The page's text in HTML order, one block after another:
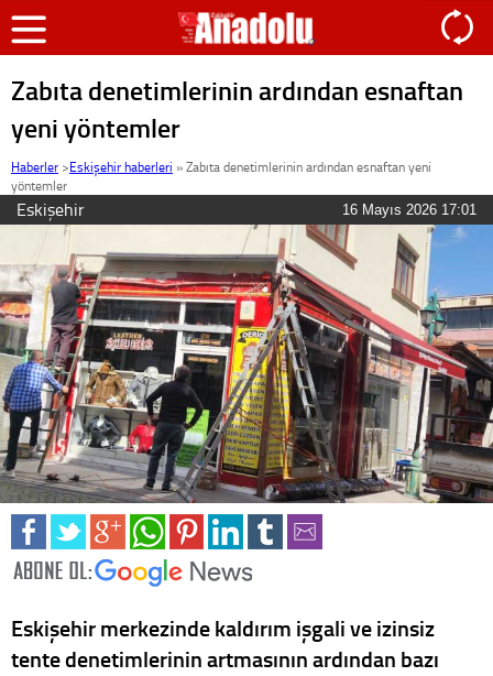
Zabıta denetimlerinin ardından esnaftan
yeni yöntemler
Haberler >Eskişehir haberleri »Zabıta denetimlerinin ardından esnaftan yeni
yöntemler
Eskişehir 16 Mayıs 2026 17:01
Eskişehir merkezinde kaldırım işgali ve izinsiz
tente denetimlerinin artmasının ardından bazı